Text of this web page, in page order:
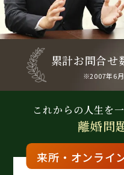
累計お問合せ
※2007年6
これからの人生を
離婚問
来所・ オンライ